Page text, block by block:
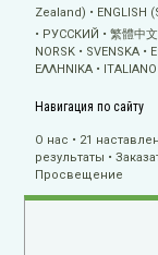
Zealand)
ENGLISH
РУССКИЙ
繁體中文
NORSK
SVENSKA
ΕΛΛΗΝΙΚA
ITALIANO
Навигация по сайту
О нас 21
результаты
Просвещение